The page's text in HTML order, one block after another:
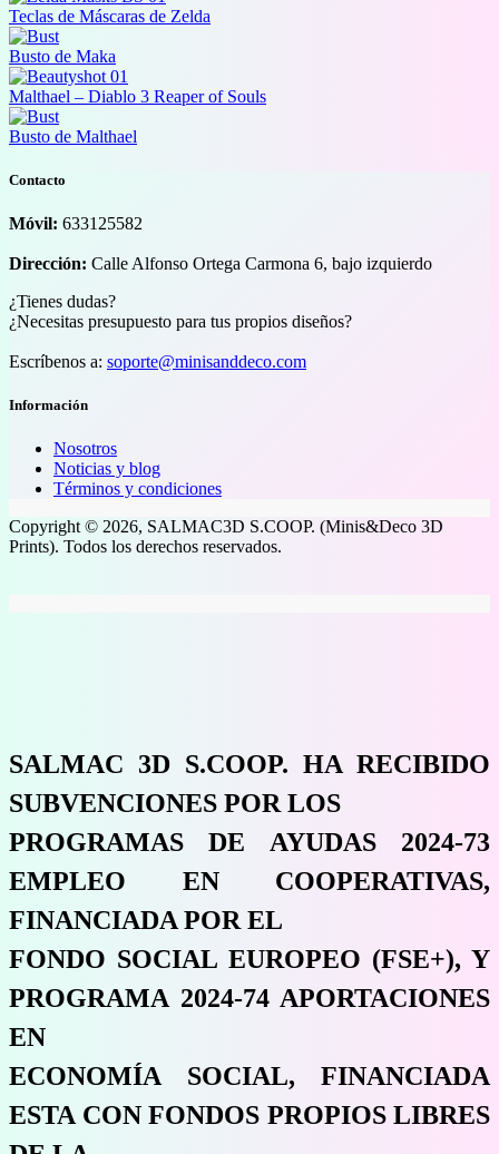
Teclas de Máscaras de Zelda
Busto de Maka
Malthael – Diablo 3 Reaper of Souls
Busto de Malthael
Contacto
Móvil: 633125582
Dirección: Calle Alfonso Ortega Carmona 6, bajo izquierdo
¿Tienes dudas?
¿Necesitas presupuesto para tus propios diseños?
Escríbenos a: soporte@minisanddeco.com
Información
Nosotros
Noticias y blog
Términos y condiciones
Copyright © 2026, SALMAC3D S.COOP. (Minis&Deco 3D
Prints). Todos los derechos reservados.
SALMAC 3D S.COOP. HA RECIBIDO
SUBVENCIONES POR LOS
PROGRAMAS DE AYUDAS 2024-73
EMPLEO EN COOPERATIVAS,
FINANCIADA POR EL
FONDO SOCIAL EUROPEO (FSE+), Y
PROGRAMA 2024-74 APORTACIONES
EN
ECONOMÍA SOCIAL, FINANCIADA
ESTA CON FONDOS PROPIOS LIBRES